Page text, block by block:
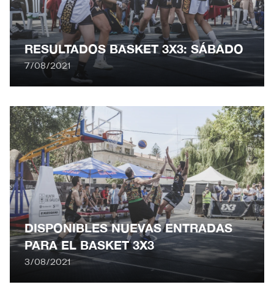
RESULTADOS BASKET 3X3: SÁBADO
7/08/2021
DISPONIBLES NUEVAS ENTRADAS
PARA EL BASKET 3X3
3/08/2021